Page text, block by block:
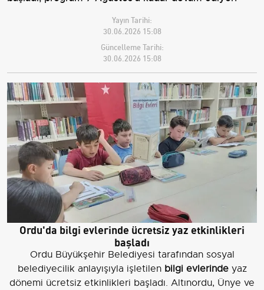
Yayın Tarihi:
30.06.2026 15:08
Güncelleme Tarihi:
30.06.2026 15:08
Ordu'da bilgi evlerinde ücretsiz yaz etkinlikleri
başladı
Ordu Büyükşehir Belediyesi tarafından sosyal
belediyecilik anlayışıyla işletilen bilgi evlerindeyaz
dönemi ücretsiz etkinlikleri başladı. Altınordu, Ünye ve